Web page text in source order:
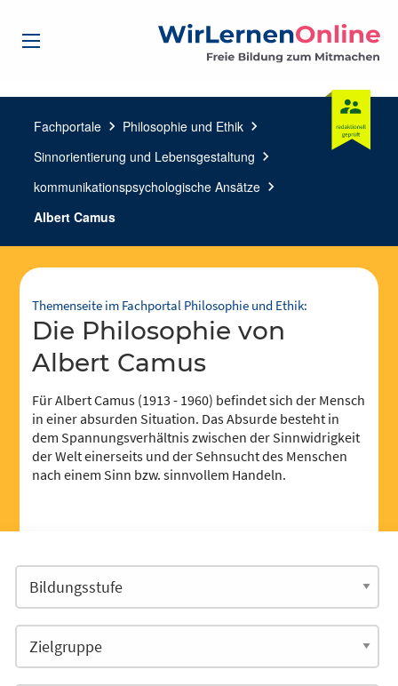
Fachportale chevron_right Philosophie und Ethik chevron_right
Sinnorientierung und Lebensgestaltung chevron_right
kommunikationspsychologische Ansätze chevron_right
Albert Camus
Themenseite im Fachportal Philosophie und Ethik:
die Philosophie von
Albert Camus
Für Albert Camus (1913 - 1960) befindet sich der Mensch
in einer absurden Situation. Das Absurde besteht in
dem Spannungsverhältnis zwischen der Sinnwidrigkeit
der Welt einerseits und der Sehnsucht des Menschen
nach einem Sinn bzw. sinnvollem Handeln.